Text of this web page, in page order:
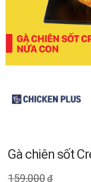
Gà chiên sốt
159,000đ